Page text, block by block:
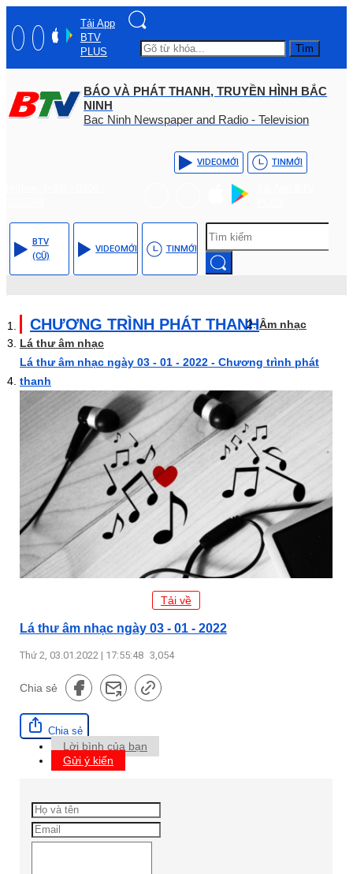
Tải App
BTV
PLUS
Tìm
BÁO VÀ PHÁT THANH, TRUYỀN HÌNH BẮC
NINH
Bac Ninh Newspaper and Radio - Television
VIDEOMỚI TINMỚI
BTV
(CŨ)
VIDEOMỚI TINMỚI
CHƯƠNG TRÌNH PHÁT THANHÂm nhạc
Lá thư âm nhạc
Lá thư âm nhạc ngày 03 - 01 - 2022 - Chương trình phát
thanh
Tải về
Lá thư âm nhạc ngày 03 - 01 - 2022
Thứ 2, 03.01.2022 | 17:55:48 3,054
Chia sẻ
Chia sẻ
Lời bình của bạn
Gửi ý kiến